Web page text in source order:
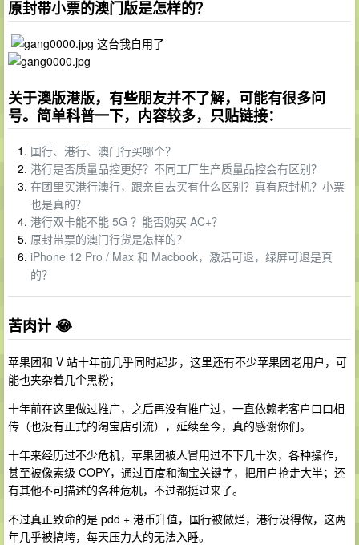
原封带小票的澳门版是怎样的？
这台我自用了
关于澳版港版，有些朋友并不了解，可能有很多问
号。简单科普一下，内容较多，只贴链接：
国行、港行、澳门行买哪个？
港行是否质量品控更好？不同工厂生产质量品控会有区别？
在团里买港行澳行，跟亲自去买有什么区别？真有原封机？小票
也是真的？
港行双卡能不能 5G ？能否购买 AC+？
原封带票的澳门行货是怎样的？
iPhone 12 Pro / Max 和 Macbook，激活可退，绿屏可退是真
的？
苦肉计 😂
苹果团和 V 站十年前几乎同时起步，这里还有不少苹果团老用户，可
能也夹杂着几个黑粉；
十年前在这里做过推广，之后再没有推广过，一直依赖老客户口口相
传（也没有正式的淘宝店引流），延续至今，真的感谢你们。
十年来经历过不少危机，苹果团被人冒用过不下几十次，各种操作，
甚至被像素级 COPY，通过百度和淘宝关键字，把用户抢走大半；还
有其他不可描述的各种危机，不过都挺过来了。
不过真正致命的是 pdd + 港币升值，国行被做烂，港行没得做，这两
年几乎被搞垮，每天压力大的无法入睡。